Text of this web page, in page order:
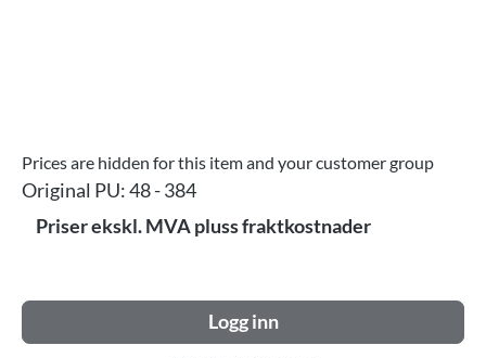
Prices are hidden for this item and your customer group
Original PU:48 - 384
Priser ekskl. MVA pluss fraktkostnader
Logg inn